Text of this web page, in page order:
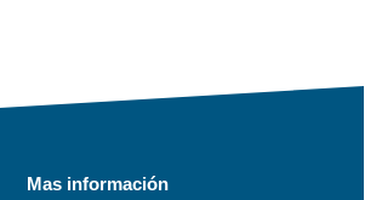
Mas información